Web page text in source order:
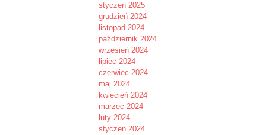
styczeń 2025
grudzień 2024
listopad 2024
październik 2024
wrzesień 2024
lipiec 2024
czerwiec 2024
maj 2024
kwiecień 2024
marzec 2024
luty 2024
styczeń 2024